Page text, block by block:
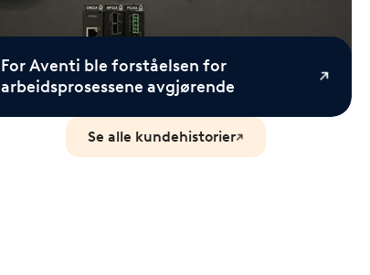
For Aventi ble forståelsen for
arbeidsprosessene avgjørende
Se alle kundehistorier